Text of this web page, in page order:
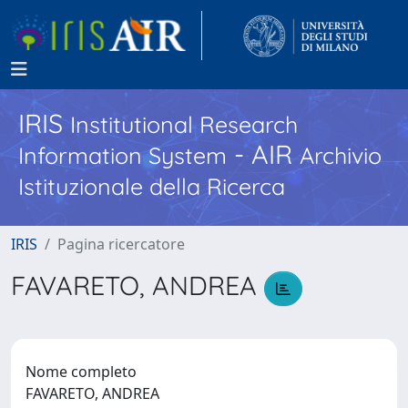
IRISInstitutional Research
Information System - AIR Archivio
Istituzionale della Ricerca
IRIS Pagina ricercatore
FAVARETO, ANDREA
Nome completo
FAVARETO, ANDREA